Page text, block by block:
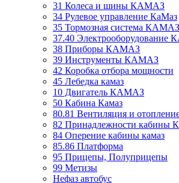
31 Колеса и шины КАМАЗ
34 Рулевое управление КаМаз
35 Тормозная система КАМАЗ
37.40 Электрооборудование
38 Приборы КАМАЗ
39 Инструменты КАМАЗ
42 Коробка отбора мощности
45 Лебедка камаз
10 Двигатель КАМАЗ
50 Кабина Камаз
80.81 Вентиляция и
82 Принадлежности
84 Оперение кабины камаз
85.86 Платформа
95 Прицепы, Полуприцепы
99 Метизы
Нефаз автобус